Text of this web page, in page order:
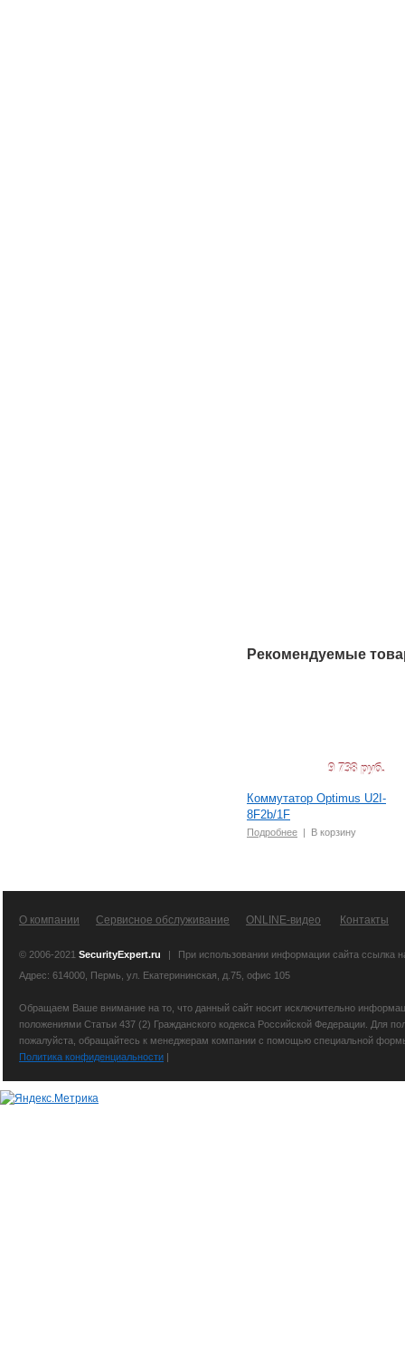
Рекомендуемые
9 738 руб.
Коммутатор Optimus U2I-
8F2b/1F
Подробнее | В корзину
О компании Сервисное обслуживание ONLINE-видео Контакты
© 2006-2021 SecurityExpert.ru |
При использовании информации сайта ссылка
Адрес: 614000, Пермь, ул. Екатерининская, д.75, офис 105
Обращаем Ваше внимание на то, что данный сайт носит исключительно
положениями Статьи 437 (2) Гражданского кодекса Российской Федерации. Для
пожалуйста, обращайтесь к менеджерам компании с помощью специальной
Политика конфиденциальности |